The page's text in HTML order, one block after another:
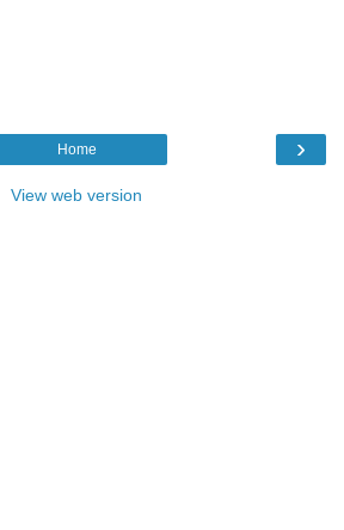
›
Home
View web version